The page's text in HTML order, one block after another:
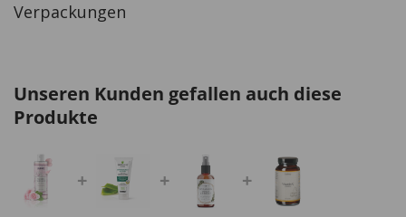
Verpackungen
Unseren Kunden gefallen auch diese
Produkte
+ + +